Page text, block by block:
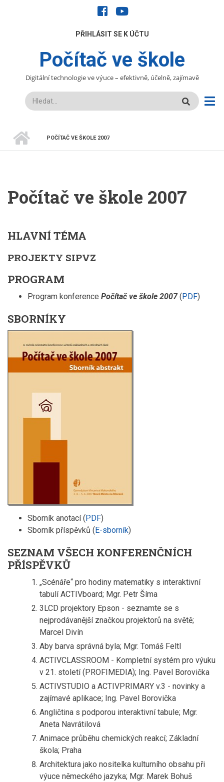
facebookyoutube
UŽIVATELÉPŘIHLÁSIT SE K ÚČTU
Počítač ve škole
Digitální technologie ve výuce – efektivně, účelně, zajímavě
Hledat
DROBEČKOVÁ
POČÍTAČ VE ŠKOLE 2007
Počítač ve škole 2007
HLAVNÍ TÉMA
PROJEKTY SIPVZ
PROGRAM
Program konference Počítač ve škole 2007(PDF)
SBORNÍKY
Sborník anotací ( PDF)
Sborník příspěvků ( E-sborník)
SEZNAM VŠECH KONFERENČNÍCH
PŘÍSPĚVKŮ
„Scénáře“ pro hodiny matematiky s interaktivní
tabulí ACTIVboard; Mgr. Petr Šíma
3LCD projektory Epson - seznamte se s
nejprodávanější značkou projektorů na světě;
Marcel Divín
Aby barva správná byla; Mgr. Tomáš Feltl
ACTIVCLASSROOM - Kompletní systém pro výuku
v 21. století (PROFIMEDIA); Ing. Pavel Borovička
ACTIVSTUDIO a ACTIVPRIMARY v.3 - novinky a
zajímavé aplikace; Ing. Pavel Borovička
Angličtina s podporou interaktivní tabule; Mgr.
Aneta Navrátilová
Animace průběhu chemických reakcí; Základní
škola; Praha
Architektura jako nositelka kulturního obsahu při
výuce německého jazyka; Mgr. Marek Bohuš